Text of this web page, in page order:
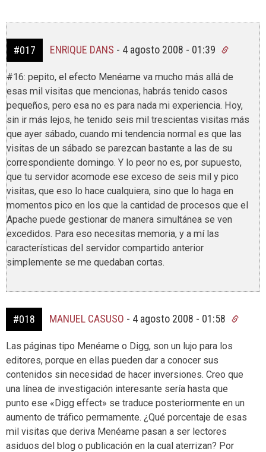
#017 ENRIQUE DANS - 4 agosto 2008 - 01:39
#16: pepito, el efecto Menéame va mucho más allá de
esas mil visitas que mencionas, habrás tenido casos
pequeños, pero esa no es para nada mi experiencia. Hoy,
sin ir más lejos, he tenido seis mil trescientas visitas más
que ayer sábado, cuando mi tendencia normal es que las
visitas de un sábado se parezcan bastante a las de su
correspondiente domingo. Y lo peor no es, por supuesto,
que tu servidor acomode ese exceso de seis mil y pico
visitas, que eso lo hace cualquiera, sino que lo haga en
momentos pico en los que la cantidad de procesos que el
Apache puede gestionar de manera simultánea se ven
excedidos. Para eso necesitas memoria, y a mí las
características del servidor compartido anterior
simplemente se me quedaban cortas.
#018 MANUEL CASUSO - 4 agosto 2008 - 01:58
Las páginas tipo Menéame o Digg, son un lujo para los
editores, porque en ellas pueden dar a conocer sus
contenidos sin necesidad de hacer inversiones. Creo que
una línea de investigación interesante sería hasta que
punto ese «Digg effect» se traduce posteriormente en un
aumento de tráfico permamente. ¿Qué porcentaje de esas
mil visitas que deriva Menéame pasan a ser lectores
asiduos del blog o publicación en la cual aterrizan? Por